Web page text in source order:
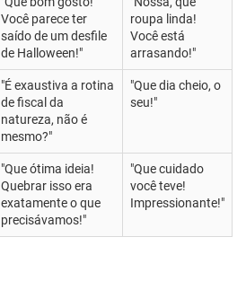
Você parece ter
saído de um desfile
de Halloween!"
roupa linda!
Você está
arrasando!"
"É exaustiva a rotina
de fiscal da
natureza, não é
mesmo?"
"Que dia cheio, o
seu!"
"Que ótima ideia!
Quebrar isso era
exatamente o que
precisávamos!"
"Que cuidado
você teve!
Impressionante!"